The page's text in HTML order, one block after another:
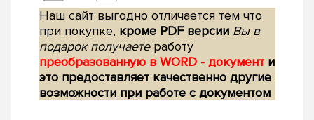
Наш сайт выгодно отличается тем что
при покупке, кроме PDF версии Вы в
подарок получаетеработу
преобразованную в WORD - документ и
это предоставляет качественно другие
возможности при работе с документом